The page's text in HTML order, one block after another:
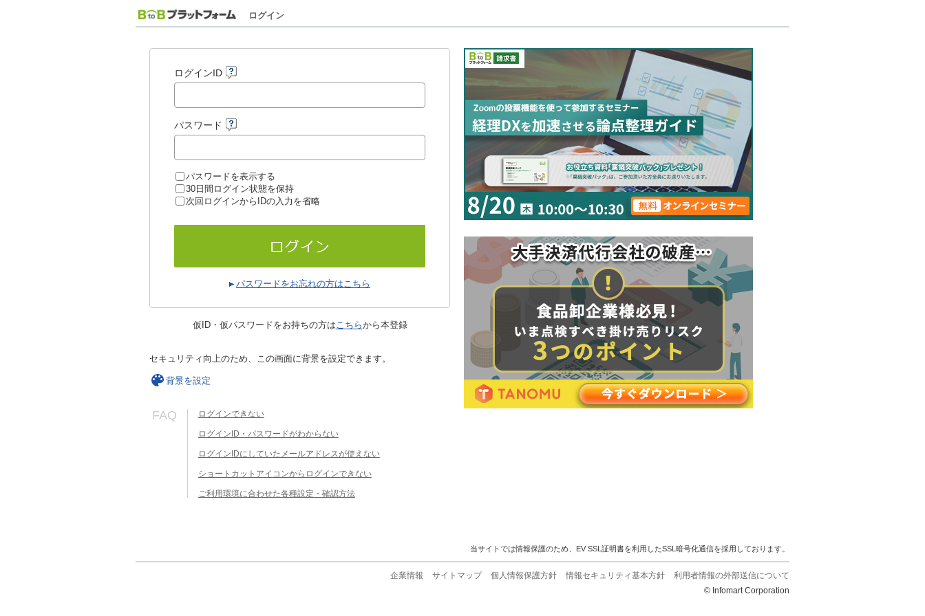
ログイン
ログインID
パスワード
パスワードを表示する
30日間ログイン状態を保持
次回ログインからIDの入力を省略
パスワードをお忘れの方はこちら
仮ID・仮パスワードをお持ちの方はこちらから本登録
セキュリティ向上のため、この画面に背景を設定できます。
背景を設定
FAQ ログインできない
ログインID・パスワードがわからない
ログインIDにしていたメールアドレスが使えない
ショートカットアイコンからログインできない
ご利用環境に合わせた各種設定・確認方法
当サイトでは情報保護のため、EV SSL証明書を利用したSSL暗号化通信を採用しております。
企業情報 サイトマップ 個人情報保護方針 情報セキュリティ基本方針
利用者情報の外部送信について
© Infomart Corporation